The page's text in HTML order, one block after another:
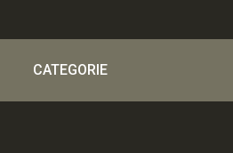
CATEGORIE